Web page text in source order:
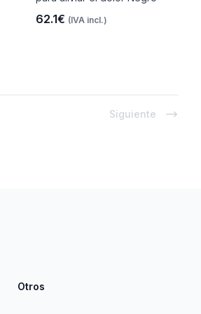
62.1€ (IVA incl.)
Siguiente
Otros